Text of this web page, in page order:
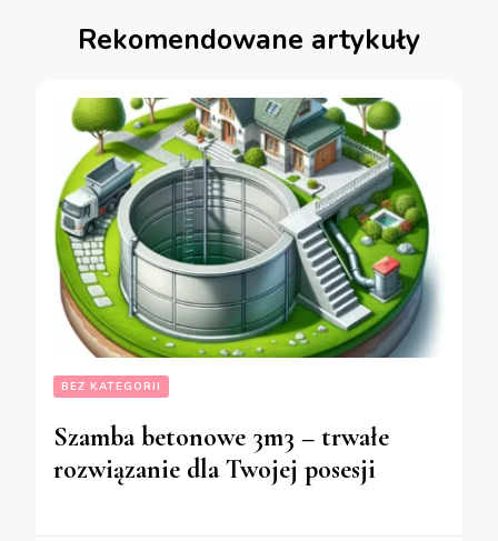
Rekomendowane artykuły
BEZ KATEGORII
Szamba betonowe 3m3 – trwałe
rozwiązanie dla Twojej posesji